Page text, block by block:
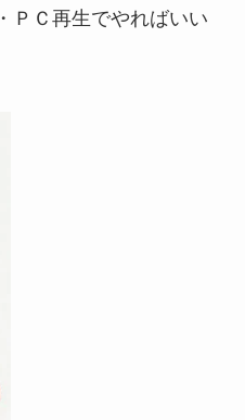
ＰＣ再生でやればいい